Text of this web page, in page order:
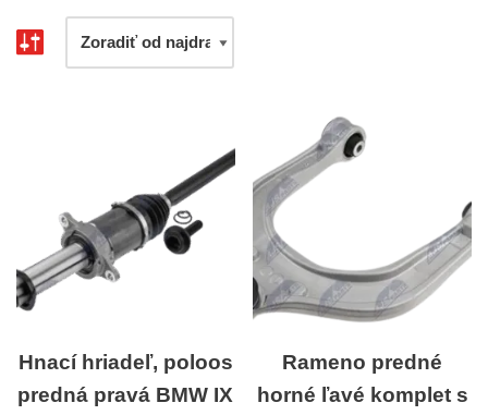
Hnací hriadeľ, poloos
predná pravá BMW IX
Rameno predné
horné ľavé komplet s